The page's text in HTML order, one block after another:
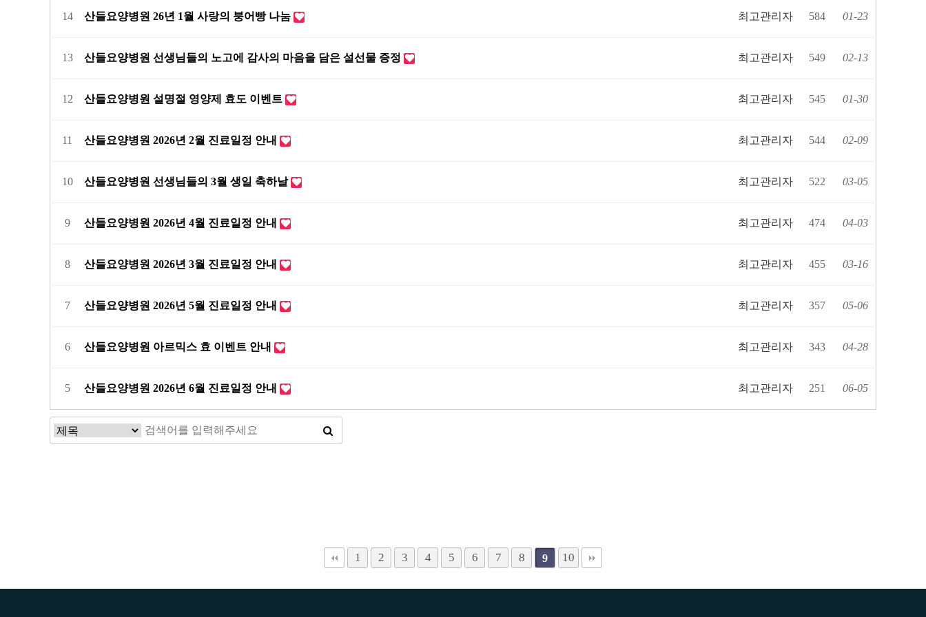
14 산들요양병원 26년 1월 사랑의 붕어빵 나눔 최고관리자 584 01-23
13 산들요양병원 선생님들의 노고에 감사의 마음을 담은 설선물 증정 최고관리자 549 02-13
12 산들요양병원 설명절 영양제 효도 이벤트 최고관리자 545 01-30
11 산들요양병원 2026년 2월 진료일정 안내 최고관리자 544 02-09
10 산들요양병원 선생님들의 3월 생일 축하날 최고관리자 522 03-05
9 산들요양병원 2026년 4월 진료일정 안내 최고관리자 474 04-03
8 산들요양병원 2026년 3월 진료일정 안내 최고관리자 455 03-16
7 산들요양병원 2026년 5월 진료일정 안내 최고관리자 357 05-06
6 산들요양병원 아르믹스 효 이벤트 안내 최고관리자 343 04-28
5 산들요양병원 2026년 6월 진료일정 안내 최고관리자 251 06-05
1 2 3 4 5 6 7 8 9 10